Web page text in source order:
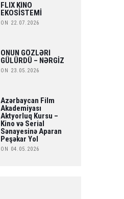
FLIX KİNO
EKOSİSTEMİ
ON 22.07.2026
ONUN GÖZLƏRİ
GÜLÜRDÜ – NƏRGİZ
ON 23.05.2026
Azərbaycan Film
Akademiyası
Aktyorluq Kursu –
Kino və Serial
Sənayesinə Aparan
Peşəkar Yol
ON 04.05.2026